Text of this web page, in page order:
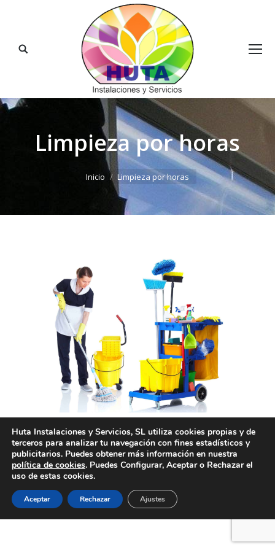
Buscar:
Limpieza por horas
Estás aquí:
Inicio Limpieza por horas
Limpieza por horas en Valencia
Información legal
Huta Instalaciones y Servicios, SL utiliza cookies propias y de
terceros para analizar tu navegación con fines estadísticos y
publicitarios. Puedes obtener más información en nuestra
política de cookies. Puedes Configurar, Aceptar o Rechazar el
uso de estas cookies.
Aceptar Rechazar Ajustes